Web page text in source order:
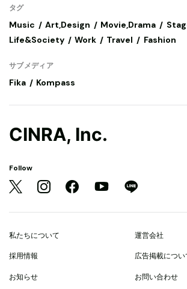
タグ
Music Art,Design Movie,Drama
Life&Society
Work Travel Fashion
サブメディア
Fika Kompass
CINRA, Inc.
Follow
私たちについて 運営会社
採用情報 広告掲載につい
お知らせ お問い合わせ